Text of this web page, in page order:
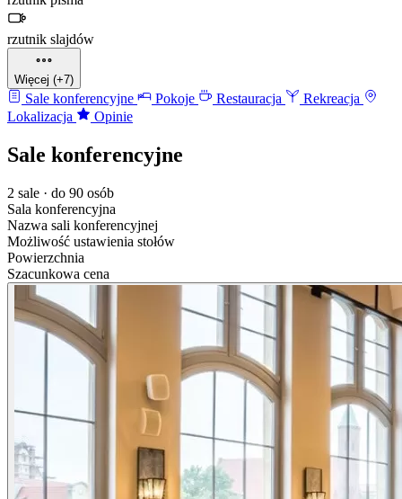
rzutnik slajdów
Więcej (+7)
Sale konferencyjne Pokoje Restauracja
Rekreacja
Lokalizacja
Opinie
Sale konferencyjne
2 sale · do 90 osób
Sala konferencyjna
Nazwa sali konferencyjnej
Możliwość ustawienia stołów
Powierzchnia
Szacunkowa cena